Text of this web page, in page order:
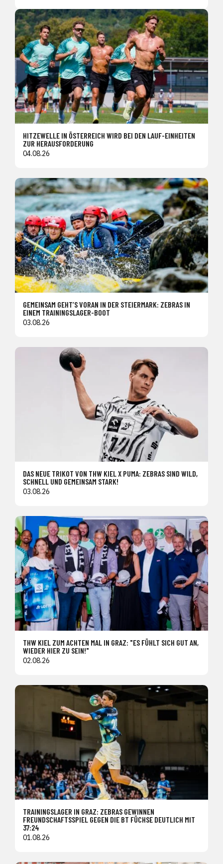
HITZEWELLE IN ÖSTERREICH WIRD BEI DEN LAUF-EINHEITEN
ZUR HERAUSFORDERUNG
04.08.26
GEMEINSAM GEHT’S VORAN IN DER STEIERMARK: ZEBRAS IN
EINEM TRAININGSLAGER-BOOT
03.08.26
DAS NEUE TRIKOT VON THW KIEL X PUMA: ZEBRAS SIND WILD,
SCHNELL UND GEMEINSAM STARK!
03.08.26
THW KIEL ZUM ACHTEN MAL IN GRAZ: "ES FÜHLT SICH GUT AN,
WIEDER HIER ZU SEIN!"
02.08.26
TRAININGSLAGER IN GRAZ: ZEBRAS GEWINNEN
FREUNDSCHAFTSSPIEL GEGEN DIE BT FÜCHSE DEUTLICH MIT
37:24
01.08.26